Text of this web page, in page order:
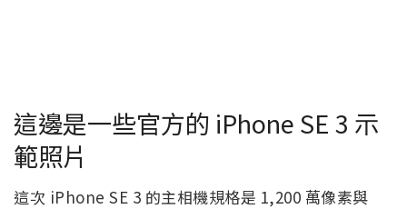
這邊是一些官方的 iPhone SE 3 示
範照片
這次 iPhone SE 3 的主相機規格是 1,200 萬像素與